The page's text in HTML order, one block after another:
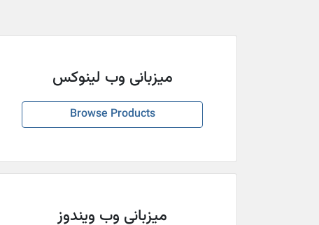
میزبانی وب لینوکس
Browse Products
میزبانی وب ویندوز